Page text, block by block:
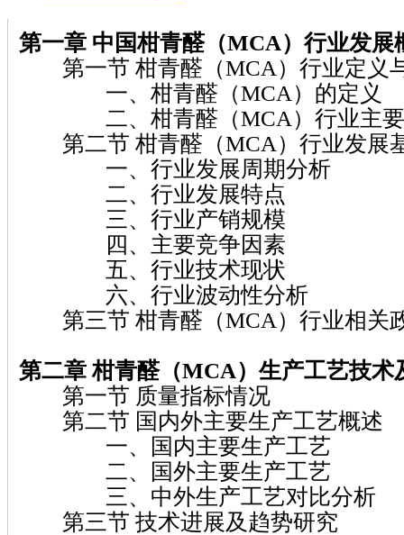
第一章 中国柑青醛（MCA）行业发展
第一节 柑青醛（MCA）行业定义
一、柑青醛（MCA）的定义
二、柑青醛（MCA）行业主要
第二节 柑青醛（MCA）行业发展
一、行业发展周期分析
二、行业发展特点
三、行业产销规模
四、主要竞争因素
五、行业技术现状
六、行业波动性分析
第三节 柑青醛（MCA）行业相关
第二章 柑青醛（MCA） 生产工艺技术
第一节 质量指标情况
第二节 国内外主要生产工艺概述
一、国内主要生产工艺
二、国外主要生产工艺
三、中外生产工艺对比分析
第三节 技术进展及趋势研究